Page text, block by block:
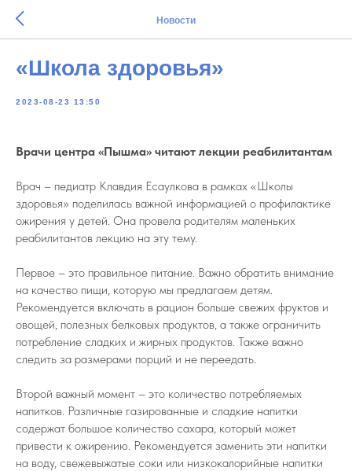
Новости
«Школа здоровья»
2023-08-23 13:50
Врачи центра «Пышма» читают лекции реабилитантам
Врач – педиатр Клавдия Есаулкова в рамках «Школы
здоровья» поделилась важной информацией о профилактике
ожирения у детей. Она провела родителям маленьких
реабилитантов лекцию на эту тему.
Первое – это правильное питание. Важно обратить внимание
на качество пищи, которую мы предлагаем детям.
Рекомендуется включать в рацион больше свежих фруктов и
овощей, полезных белковых продуктов, а также ограничить
потребление сладких и жирных продуктов. Также важно
следить за размерами порций и не переедать.
Второй важный момент – это количество потребляемых
напитков. Различные газированные и сладкие напитки
содержат большое количество сахара, который может
привести к ожирению. Рекомендуется заменить эти напитки
на воду, свежевыжатые соки или низкокалорийные напитки